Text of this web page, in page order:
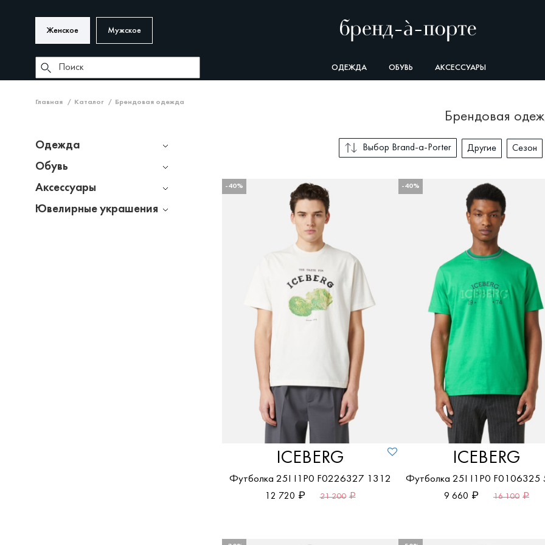
Женское Мужское
ОДЕЖДА ОБУВЬ АКСЕССУАРЫ
Главная Каталог Брендовая одежда
Одежда
Обувь
Аксессуары
Ювелирные украшения
брендовая
Выбор Brand-a-Porter
СОРТИРОВКА
Новые поступления
По возрастанию цены
По убыванию цены
Другие Сезон
-40%
ICEBERG
Футболка 25I I1P0 F0226327 1312
12 720
21 200
-40%
ICEBERG
Футболка 25I I1P0 F0106325
9 660
16 100